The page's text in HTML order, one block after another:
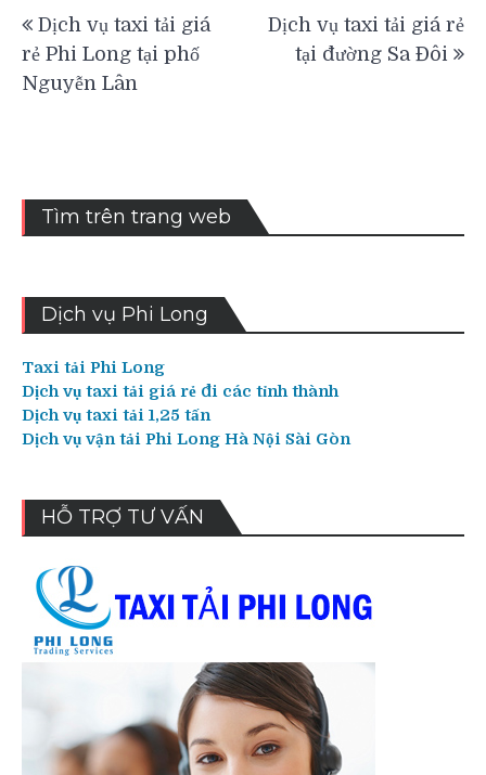
hướng
bài
Dịch vụ taxi tải giá
rẻ Phi Long tại phố
Nguyễn Lân
Dịch vụ taxi tải giá rẻ
tại đường Sa Đôi
Tìm trên trang web
Dịch vụ Phi Long
Taxi tải Phi Long
Dịch vụ taxi tải giá rẻ đi các tỉnh thành
Dịch vụ taxi tải 1,25 tấn
Dịch vụ vận tải Phi Long Hà Nội Sài Gòn
HỖ TRỢ TƯ VẤN